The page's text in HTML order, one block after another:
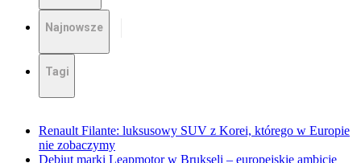
Najnowsze
Tagi
Renault Filante: luksusowy SUV z Korei, którego w Europie
nie zobaczymy
Debiut marki Leapmotor w Brukseli – europejskie ambicje